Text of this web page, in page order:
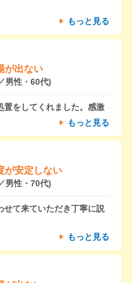
もっと見る
が出ない
男性・60代)
置をしてくれました。感激
もっと見る
が安定しない
男性・70代)
せて来ていただき丁寧に説
もっと見る